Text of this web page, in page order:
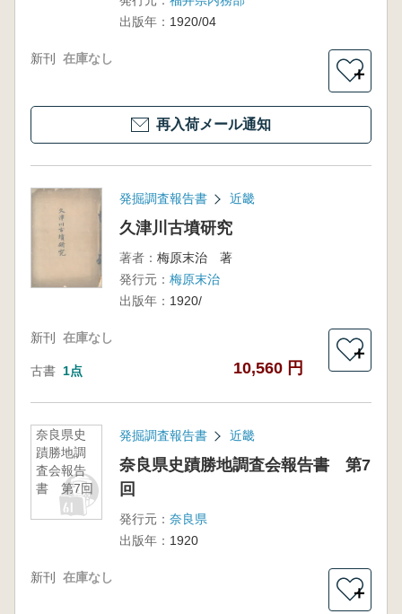
出版年： 1920/04
新刊 在庫なし
＋
再入荷メール通知
発掘調査報告書 近畿
久津川古墳研究
著者： 梅原末治 著
発行元： 梅原末治
出版年： 1920/
新刊 在庫なし
古書 1点 10,560 円
＋
奈良県史
蹟勝地調
査会報告
書 第7回
発掘調査報告書 近畿
奈良県史蹟勝地調査会報告書 第7
回
発行元： 奈良県
出版年： 1920
新刊 在庫なし
＋